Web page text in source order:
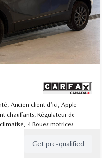
Ancien client d'ici, Apple
chauffants, Régulateur de
4 Roues motrices
Get pre-qualified